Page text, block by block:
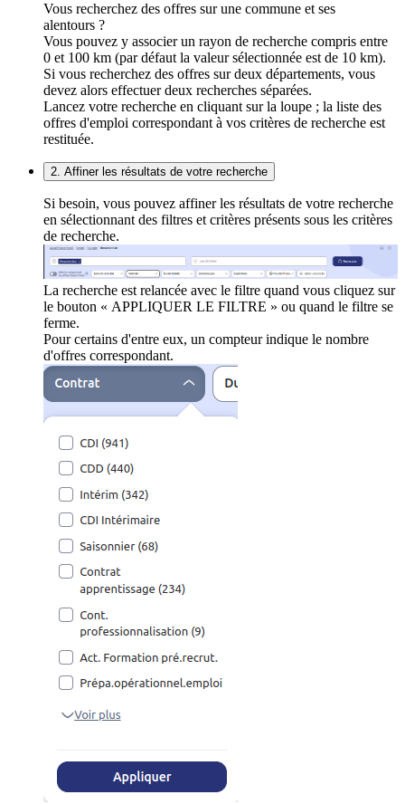
Vous recherchez des offres sur une commune et ses
alentours ?
Vous pouvez y associer un rayon de recherche compris entre
0 et 100 km (par défaut la valeur sélectionnée est de 10 km).
Si vous recherchez des offres sur deux départements, vous
devez alors effectuer deux recherches séparées.
Lancez votre recherche en cliquant sur la loupe ; la liste des
offres d'emploi correspondant à vos critères de recherche est
restituée.
2. Affiner les résultats de votre recherche
Si besoin, vous pouvez affiner les résultats de votre recherche
en sélectionnant des filtres et critères présents sous les critères
de recherche.
La recherche est relancée avec le filtre quand vous cliquez sur
le bouton « APPLIQUER LE FILTRE » ou quand le filtre se
ferme.
Pour certains d'entre eux, un compteur indique le nombre
d'offres correspondant.